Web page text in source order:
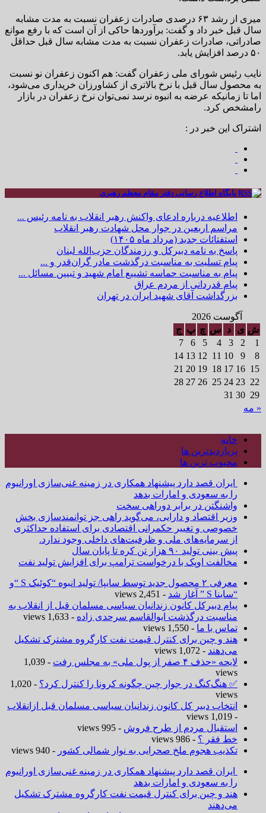
میری از رشد ۶۳ درصدی صادرات زعفران نسبت به مدت مشابه
سال قبل خبر داد و گفت: برآوردها حاکی از آن است که با رفع موانع
صادراتی، صادرات زعفران نسبت به مدت مشابه سال قبل حداقل
۵۰ درصد افزایش یابد.
نایب رئیس شورای ملی زعفران گفت: هم اکنون زعفران نو نسبت
به محصول سال قبل با نرخ بالاتری از کشاورزان خریداری می‌شود،
اما تا زمانیکه عرضه به انبوه نرسد نمی‌توان نرخ زعفران در بازار
رامشخص کرد.
اشتراک این خبر در :
پایگاه اطلاع رسانی دفتر مقام معظم رهبری
اطلاعیه درباره ادعای واکنش رهبر انقلاب به نامه رئیس ...
مراسم اربعین در جوار محل شهادت رهبر انقلاب
استفتائات جدید (مرداد ماه ۱۴۰۵)
پاسخ به نامه دبیرکل و رزمندگان حزب‌الله لبنان
پیام تسلیت به مناسبت درگذشت مادر گران‌قدر و ...
پیام به مناسبت حماسه تشییع امام شهید و تبیین مسائل ...
پیام قدردانی از مردم عراق
بزرگداشت آقای شهید ایران در تهران
آگوست 2026
ش ی د س چ پ ج
1
2
3
4
5
6
7
8
9
10
11
12
13
14
15
16
17
18
19
20
21
22
23
24
25
26
27
28
29
30
31
« مه
خانه
پربازدیدترین ها
محبوب ترین ها
ایران قصد دارد پیشنهاد همکاری در زمینه غنی‌سازی اورانیوم
را به سعودی و امارات بدهد
واشنگتن در برابر دوراهی سخت
وزیر اقتصاد و دارایی، می‌گوید راهی جز توانمندسازی بخش
خصوصی و تغییر حکمرانی اقتصادی برای استفاده حداکثری
از سرمایه‌های ملی و ظرفیت‌های داخلی وجود ندارد.
پیش بینی تولید ۹۰ هزار تن کره تا پایان سال
مخالفت اوپک با درخواست ترامپ برای افزایش تولید نفت
معرفی ۲ محصول جدید توسط سایپا/ تولید انبوه “کوئیک S “و
“ساینا S ” آغاز شد
- 2,451 views
پیام دبیرکل کانون زندانیان سیاسی مسلمان قبل از انقلاب به
مناسبت درگذشت ابوالقاسم سرحدی زاده - 1,633 views
تماس با ما - 1,550 views
هند و چین برای کنترل قیمت نفت کارگروه مشترک تشکیل
می‌دهند - 1,072 views
لایحه «حذف ۴ صفر از پول ملی» به مجلس رفت
- 1,039
views
✅ هنگ‌کنگ در جوار چین چگونه کرونا را کنترل کرد؟
- 1,020
views
انتخاب دبیر کل کانون زندانیان سیاسی مسلمان قبل ازانقلاب
- 1,019 views
استقبال مردم از طرح فروش - 995 views
خط فقر ؟ - 986 views
تکذیب هجوم ملخ صحرایی به نوار شمالی کشور - 940 views
ایران قصد دارد پیشنهاد همکاری در زمینه غنی‌سازی اورانیوم
را به سعودی و امارات بدهد
هند و چین برای کنترل قیمت نفت کارگروه مشترک تشکیل
می‌دهند